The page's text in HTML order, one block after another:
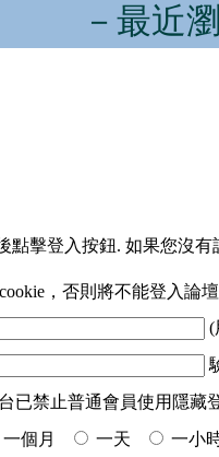
－最近
點擊登入按鈕. 如果您沒
，否則將不能登入論
(
已禁止普通會員使用隱藏
一個月 一天
一小